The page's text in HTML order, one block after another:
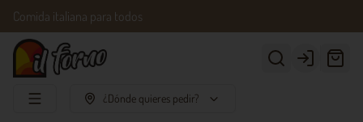
Comida italiana para todos
Login
¿Dónde quieres pedir?